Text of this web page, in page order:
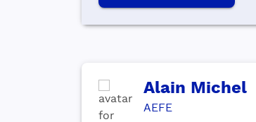
Alain Michel
AEFE